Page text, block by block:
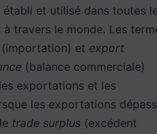
et utilisé dans toutes
travers le monde. Les
(importation) et export
(balance commerciale)
exportations et les
les exportations
trade surplus (excédent